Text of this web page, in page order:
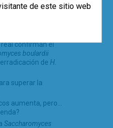
confirman el
boulardii
de H.
superar la
aumenta, pero…
Saccharomyces
de este sitio web